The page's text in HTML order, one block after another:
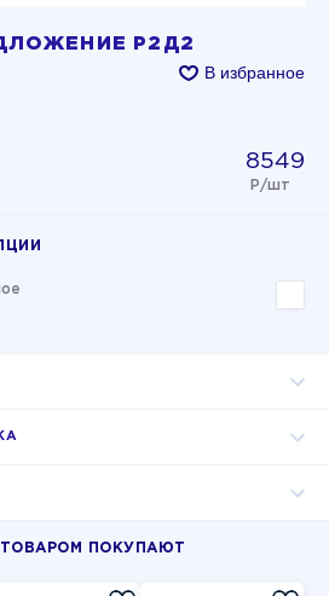
Р2Д2
В избранное
8549
Р/шт
ПОКУПАЮТ